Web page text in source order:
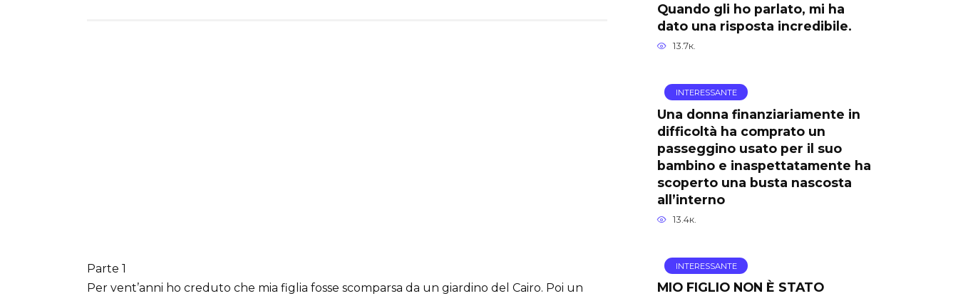
Parte 1
Per vent’anni ho creduto che mia figlia fosse scomparsa da un giardino del Cairo. Poi un
Quando gli ho parlato, mi ha
dato una risposta incredibile.
13.7к.
INTERESSANTE
Una donna finanziariamente in
difficoltà ha comprato un
passeggino usato per il suo
bambino e inaspettatamente ha
scoperto una busta nascosta
all’interno
13.4к.
INTERESSANTE
MIO FIGLIO NON È STATO